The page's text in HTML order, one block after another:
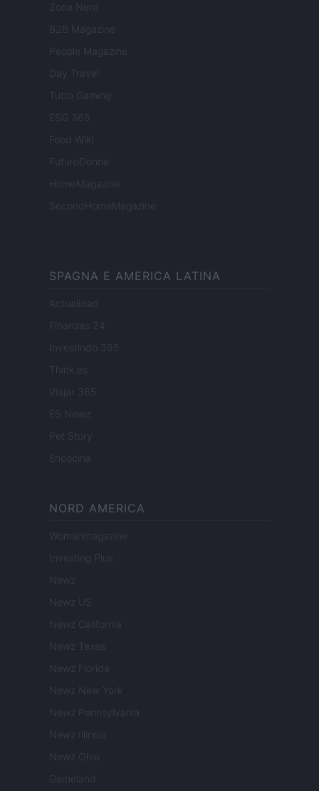
Zona Nerd
B2B Magazine
People Magazine
Day Travel
Tutto Gaming
ESG 365
Food Wiki
FuturoDonna
HomeMagazine
SecondHomeMagazine
SPAGNA E AMERICA LATINA
Actualidad
Finanzas 24
Investindo 365
Think.es
Viajar 365
ES Newz
Pet Story
Encocina
NORD AMERICA
Womanmagazine
Investing Plus
Newz
Newz US
Newz California
Newz Texas
Newz Florida
Newz New York
Newz Pennsylvania
Newz Illinois
Newz Ohio
Gameland